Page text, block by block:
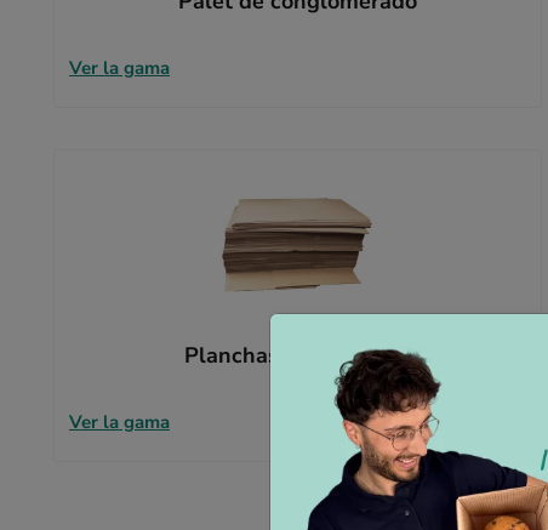
Ver la gama
Planchas separadoras
Ver la gama